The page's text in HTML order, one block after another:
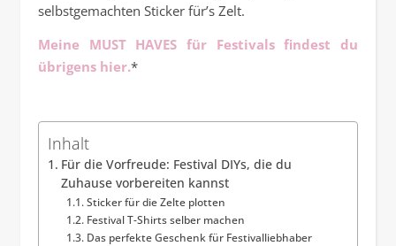
selbstgemachten Sticker für’s Zelt.
Meine MUST HAVES für Festivals findest du
übrigens hier.*
Inhalt
Für die Vorfreude: Festival DIYs, die du
Zuhause vorbereiten kannst
Sticker für die Zelte plotten
Festival T-Shirts selber machen
Das perfekte Geschenk für Festivalliebhaber